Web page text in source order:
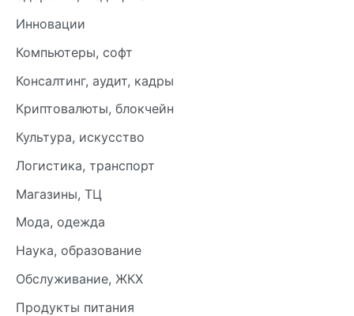
Инновации
Компьютеры, софт
Консалтинг, аудит, кадры
Криптовалюты, блокчейн
Культура, искусство
Логистика, транспорт
Магазины, ТЦ
Мода, одежда
Наука, образование
Обслуживание, ЖКХ
Продукты питания